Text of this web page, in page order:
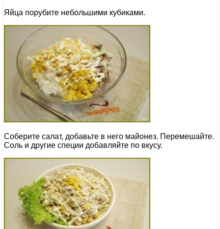
Яйца порубите небольшими кубиками.
Соберите салат, добавьте в него майонез. Перемешайте.
Соль и другие специи добавляйте по вкусу.